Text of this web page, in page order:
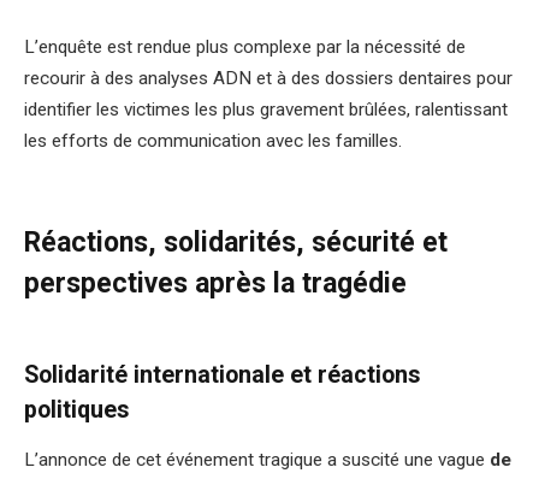
L’enquête est rendue plus complexe par la nécessité de
recourir à des analyses ADN et à des dossiers dentaires pour
identifier les victimes les plus gravement brûlées, ralentissant
les efforts de communication avec les familles.
Réactions, solidarités, sécurité et
perspectives après la tragédie
Solidarité internationale et réactions
politiques
L’annonce de cet événement tragique a suscité une vague de